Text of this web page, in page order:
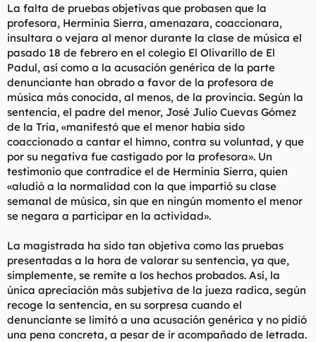
La falta de pruebas objetivas que probasen que la
profesora, Herminia Sierra, amenazara, coaccionara,
insultara o vejara al menor durante la clase de música el
pasado 18 de febrero en el colegio El Olivarillo de El
Padul, así como a la acusación genérica de la parte
denunciante han obrado a favor de la profesora de
música más conocida, al menos, de la provincia. Según la
sentencia, el padre del menor, José Julio Cuevas Gómez
de la Tría, «manifestó que el menor había sido
coaccionado a cantar el himno, contra su voluntad, y que
por su negativa fue castigado por la profesora». Un
testimonio que contradice el de Herminia Sierra, quien
«aludió a la normalidad con la que impartió su clase
semanal de música, sin que en ningún momento el menor
se negara a participar en la actividad».
La magistrada ha sido tan objetiva como las pruebas
presentadas a la hora de valorar su sentencia, ya que,
simplemente, se remite a los hechos probados. Así, la
única apreciación más subjetiva de la jueza radica, según
recoge la sentencia, en su sorpresa cuando el
denunciante se limitó a una acusación genérica y no pidió
una pena concreta, a pesar de ir acompañado de letrada.